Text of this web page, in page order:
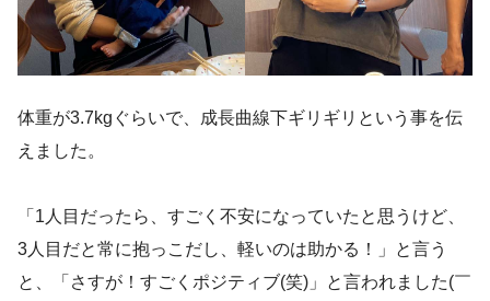
体重が3.7kgぐらいで、成長曲線下ギリギリという事を伝
えました。
「1人目だったら、すごく不安になっていたと思うけど、
3人目だと常に抱っこだし、軽いのは助かる！」と言う
と、「さすが！すごくポジティブ(笑)」と言われました(￣